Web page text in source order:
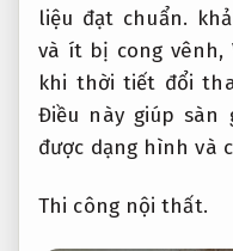
liệu đạt chuẩn.
và ít bị cong vênh,
khi thời tiết đổi
Điều này giúp sàn
được dạng hình và
Thi công nội thất.